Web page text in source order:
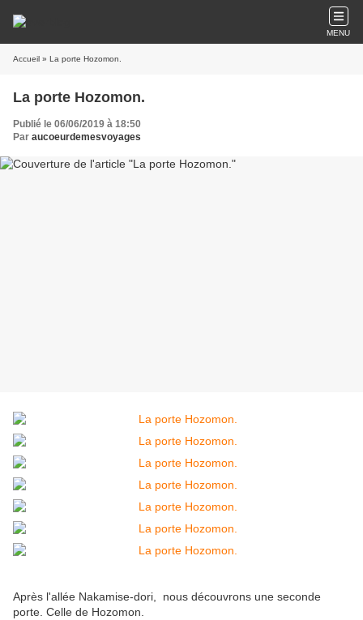
MENU
Accueil » La porte Hozomon.
La porte Hozomon.
Publié le 06/06/2019 à 18:50
Par aucoeurdemesvoyages
Après l'allée Nakamise-dori, nous découvrons une seconde
porte. Celle de Hozomon.